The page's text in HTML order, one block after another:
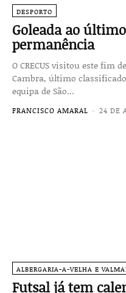
DESPORTO
Goleada ao
permanência
O CRECUS visitou este fim
Cambra, último
equipa de São...
FRANCISCO AMARAL - 24 DE
ALBERGARIA-A-VELHA E
Futsal já tem